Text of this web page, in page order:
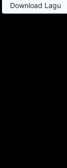
Download Lagu